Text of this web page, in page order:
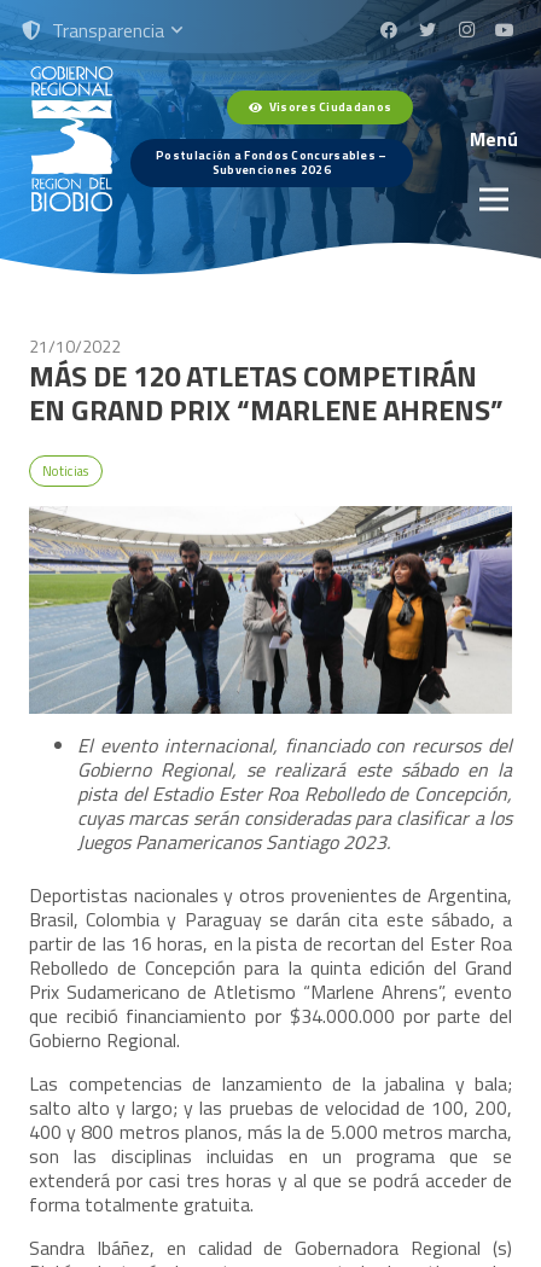
Transparencia
Visores Ciudadanos
Postulación a Fondos Concursables –
Subvenciones 2026
Menú
21/10/2022
MÁS DE 120 ATLETAS COMPETIRÁN
EN GRAND PRIX “MARLENE AHRENS”
Noticias
El evento internacional, financiado con recursos del
Gobierno Regional, se realizará este sábado en la
pista del Estadio Ester Roa Rebolledo de Concepción,
cuyas marcas serán consideradas para clasificar a los
Juegos Panamericanos Santiago 2023.
Deportistas nacionales y otros provenientes de Argentina,
Brasil, Colombia y Paraguay se darán cita este sábado, a
partir de las 16 horas, en la pista de recortan del Ester Roa
Rebolledo de Concepción para la quinta edición del Grand
Prix Sudamericano de Atletismo “Marlene Ahrens”, evento
que recibió financiamiento por $34.000.000 por parte del
Gobierno Regional.
Las competencias de lanzamiento de la jabalina y bala;
salto alto y largo; y las pruebas de velocidad de 100, 200,
400 y 800 metros planos, más la de 5.000 metros marcha,
son las disciplinas incluidas en un programa que se
extenderá por casi tres horas y al que se podrá acceder de
forma totalmente gratuita.
Sandra Ibáñez, en calidad de Gobernadora Regional (s)